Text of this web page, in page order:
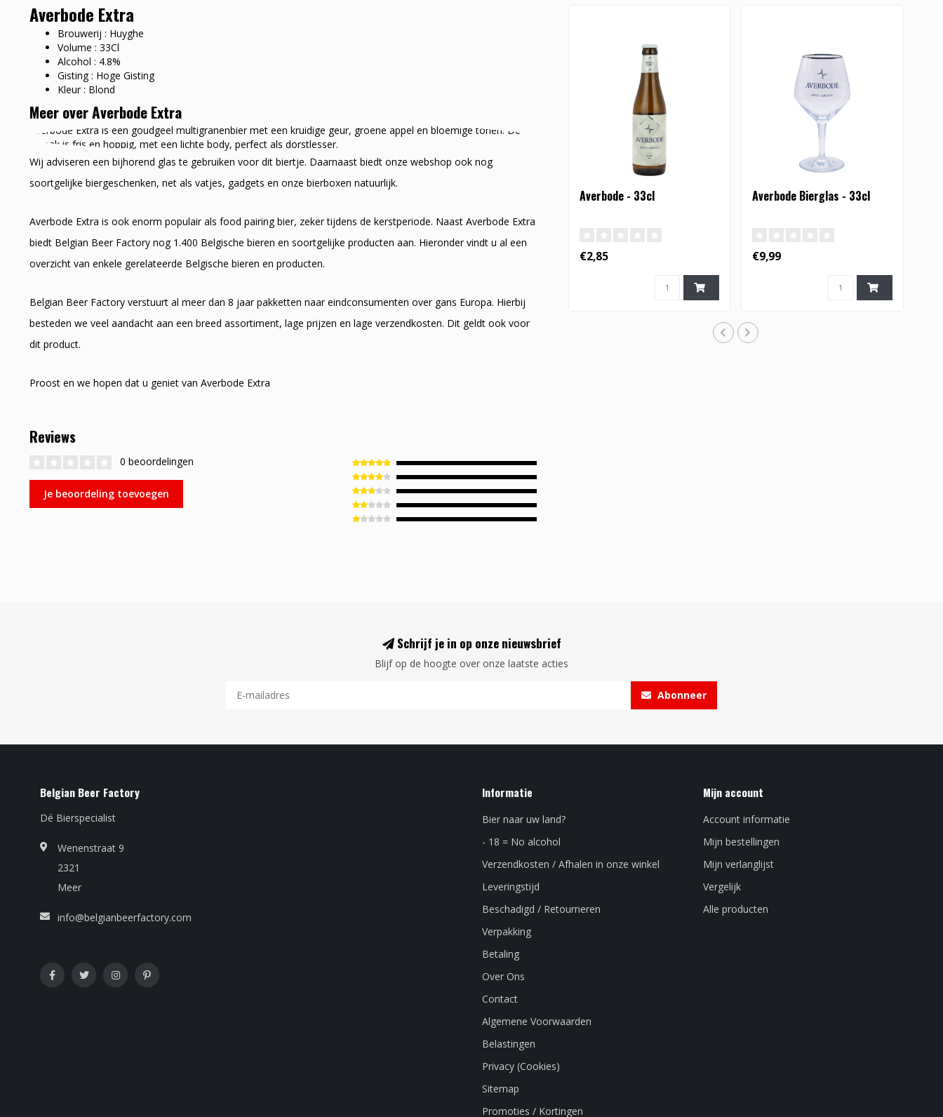
Averbode Extra
Brouwerij : Huyghe
Volume : 33Cl
Alcohol : 4.8%
Gisting : Hoge Gisting
Kleur : Blond
Meer over Averbode Extra
Averbode Extra is een goudgeel multigranenbier met een kruidige geur, groene appel en bloemige tonen. De
smaak is fris en hoppig, met een lichte body, perfect als dorstlesser.
Wij adviseren een bijhorend glas te gebruiken voor dit biertje. Daarnaast biedt onze webshop ook nog
soortgelijke biergeschenken, net als vatjes, gadgets en onze bierboxen natuurlijk.
Averbode Extra is ook enorm populair als food pairing bier, zeker tijdens de kerstperiode. Naast Averbode Extra
biedt Belgian Beer Factory nog 1.400 Belgische bieren en soortgelijke producten aan. Hieronder vindt u al een
overzicht van enkele gerelateerde Belgische bieren en producten.
Belgian Beer Factory verstuurt al meer dan 8 jaar pakketten naar eindconsumenten over gans Europa. Hierbij
besteden we veel aandacht aan een breed assortiment, lage prijzen en lage verzendkosten. Dit geldt ook voor
dit product.
Proost en we hopen dat u geniet van Averbode Extra
Reviews
0 beoordelingen
Je beoordeling toevoegen
Averbode - 33cl
€2,85
Averbode Bierglas - 33cl
€9,99
Schrijf je in op onze nieuwsbrief
Blijf op de hoogte over onze laatste acties
Abonneer
Belgian Beer Factory
Dé Bierspecialist
Wenenstraat 9
2321
Meer
info@belgianbeerfactory.com
Informatie
Bier naar uw land?
- 18 = No alcohol
Verzendkosten / Afhalen in onze winkel
Leveringstijd
Beschadigd / Retourneren
Verpakking
Betaling
Over Ons
Contact
Algemene Voorwaarden
Belastingen
Privacy (Cookies)
Sitemap
Promoties / Kortingen
Mijn account
Account informatie
Mijn bestellingen
Mijn verlanglijst
Vergelijk
Alle producten